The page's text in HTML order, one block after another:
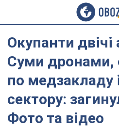
Окупанти двічі
Суми дронами,
по медзакладу
сектору:
Фото та відео